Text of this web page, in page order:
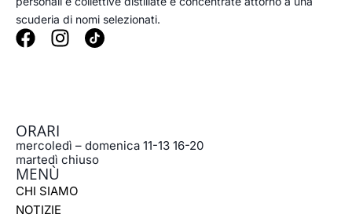
scuderia di nomi selezionati.
F
o
o
k
I
g
r
m
ORARI
mercoledì – domenica 11-13 16-20
martedì chiuso
MENÙ
CHI SIAMO
NOTIZIE